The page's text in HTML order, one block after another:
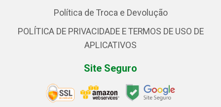
Política de Troca e Devolução
POLÍTICA DE PRIVACIDADE E TERMOS DE USO DE
APLICATIVOS
Site Seguro